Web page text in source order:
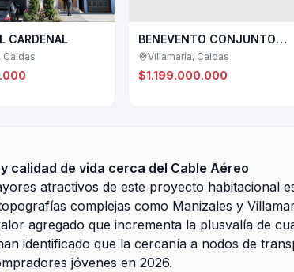
CARDENAL
Caldas
BENEVENTO CONJUNTO
CERRADO
Villamaría, Caldas
$1.199.000.000
calidad de vida cerca del Cable Aéreo
atractivos de este proyecto habitacional
complejas como Manizales y
agregado que incrementa la plusvalía de
identificado que la cercanía a nodos de
jóvenes en 2026.